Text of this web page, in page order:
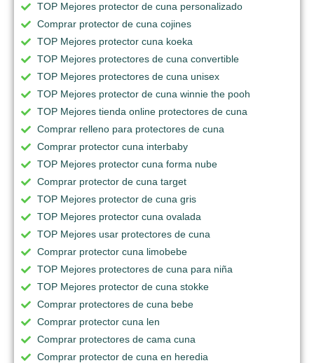
TOP Mejores protector de cuna personalizado
Comprar protector de cuna cojines
TOP Mejores protector cuna koeka
TOP Mejores protectores de cuna convertible
TOP Mejores protectores de cuna unisex
TOP Mejores protector de cuna winnie the pooh
TOP Mejores tienda online protectores de cuna
Comprar relleno para protectores de cuna
Comprar protector cuna interbaby
TOP Mejores protector cuna forma nube
Comprar protector de cuna target
TOP Mejores protector de cuna gris
TOP Mejores protector cuna ovalada
TOP Mejores usar protectores de cuna
Comprar protector cuna limobebe
TOP Mejores protectores de cuna para niña
TOP Mejores protector de cuna stokke
Comprar protectores de cuna bebe
Comprar protector cuna len
Comprar protectores de cama cuna
Comprar protector de cuna en heredia